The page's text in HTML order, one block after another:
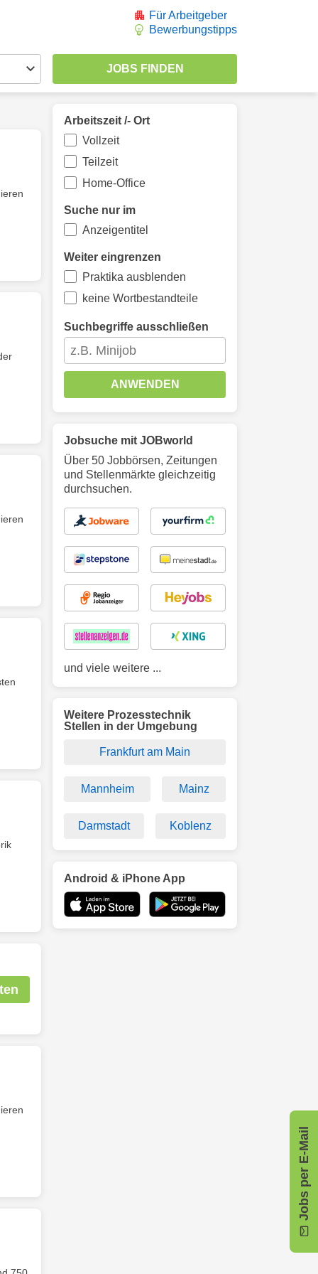
Für Arbeitgeber
Bewerbungstipps
Jobs per E-Mail
Arbeitszeit /- Ort
Vollzeit
Teilzeit
Home-Office
Suche nur im
Anzeigentitel
Weiter eingrenzen
Praktika ausblenden
keine Wortbestandteile
Suchbegriffe ausschließen
ANWENDEN
Jobsuche mit JOBworld
Über 50 Jobbörsen, Zeitungen
und Stellenmärkte gleichzeitig
durchsuchen.
und viele weitere ...
Weitere Prozesstechnik
Stellen in der Umgebung
Frankfurt am Main
Mannheim Mainz
Darmstadt Koblenz
Android & iPhone App